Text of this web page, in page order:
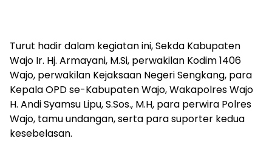
Turut hadir dalam kegiatan ini, Sekda Kabupaten
Wajo Ir. Hj. Armayani, M.Si, perwakilan Kodim 1406
Wajo, perwakilan Kejaksaan Negeri Sengkang, para
Kepala OPD se-Kabupaten Wajo, Wakapolres Wajo
H. Andi Syamsu Lipu, S.Sos., M.H, para perwira Polres
Wajo, tamu undangan, serta para suporter kedua
kesebelasan.